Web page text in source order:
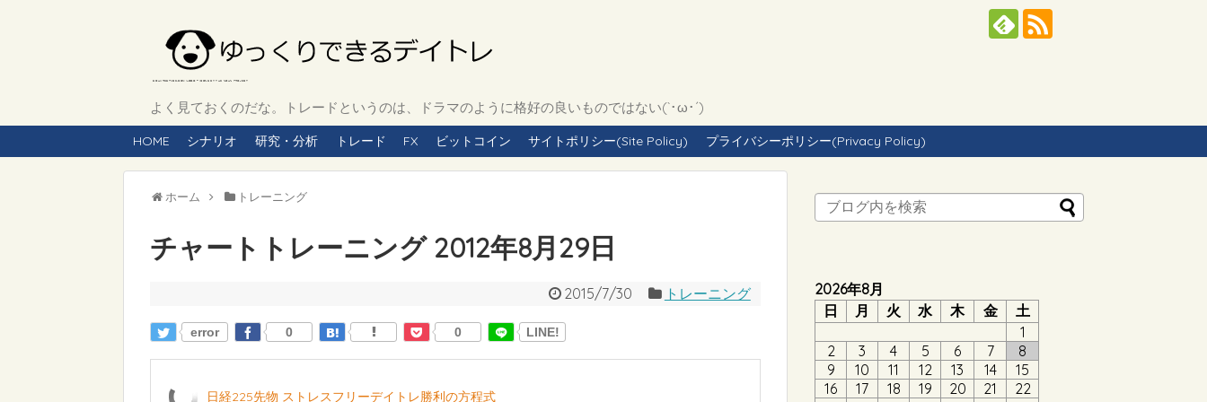
よく見ておくのだな。トレードというのは、ドラマのように格好の良いものではない(`･ω･´)
HOME シナリオ 研究・分析 トレード FX ビットコイン サイトポリシー(Site Policy) プライバシーポリシー(Privacy Policy)
ホーム トレーニング
チャートトレーニング 2012年8月29日
2015/7/30 トレーニング
error 0 0 LINE!
日経225先物 ストレスフリーデイトレ勝利の方程式
2026年8月
日
月 火 水 木 金
土
1
2
3 4 5 6 7
8
9
10 11 12 13 14
15
16
17 18 19 20 21
22